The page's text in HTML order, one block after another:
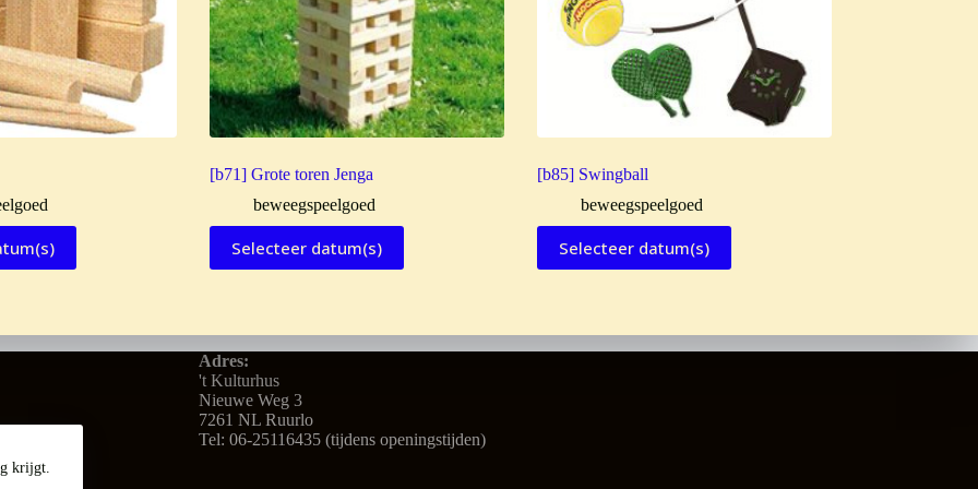
krijgt.
[b71] Grote toren Jenga
beweegspeelgoed
Selecteer datum(s)
[b85] Swingball
beweegspeelgoed
Selecteer datum(s)
Adres:
't Kulturhus
Nieuwe Weg 3
7261 NL Ruurlo
Tel: 06-25116435 (tijdens openingstijden)